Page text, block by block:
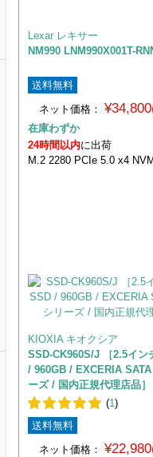
Lexar レキサー
NM990 LNM990X001T-
送料無料
ネット価格：
在庫わずか
24時間以内に出荷
M.2 2280 PCIe 5.0 x4
KIOXIA キオクシア
SSD-CK960S/J ［2.5イン
/ 960GB / EXCERIA SATA
ーズ / 国内正規代理店品］
(1)
送料無料
ネット価格：